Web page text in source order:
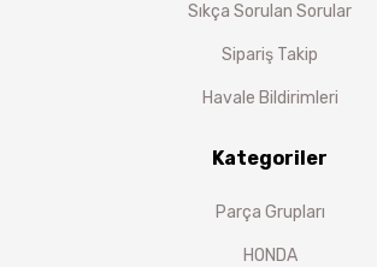
Sıkça Sorulan Sorular
Sipariş Takip
Havale Bildirimleri
Kategoriler
Parça Grupları
HONDA